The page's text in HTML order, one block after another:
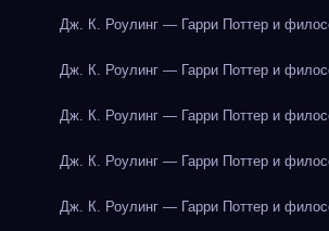
Дж. К. Роулинг — Гарри Поттер и
Дж. К. Роулинг — Гарри Поттер и
Дж. К. Роулинг — Гарри Поттер и
Дж. К. Роулинг — Гарри Поттер и
Дж. К. Роулинг — Гарри Поттер и